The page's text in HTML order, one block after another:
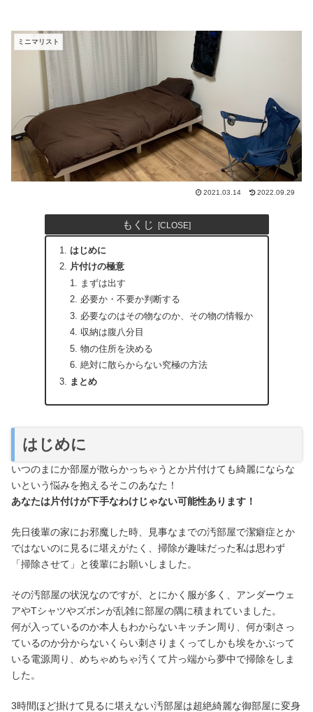
ミニマリスト
2021.03.14 2022.09.29
もくじ
はじめに
片付けの極意
まずは出す
必要か・不要か判断する
必要なのはその物なのか、その物の情報か
収納は腹八分目
物の住所を決める
絶対に散らからない究極の方法
まとめ
はじめに
いつのまにか部屋が散らかっちゃうとか片付けても綺麗にならな
いという悩みを抱えるそこのあなた！
あなたは片付けが下手なわけじゃない可能性あります！
先日後輩の家にお邪魔した時、見事なまでの汚部屋で潔癖症とか
ではないのに見るに堪えがたく、掃除が趣味だった私は思わず
「掃除させて」と後輩にお願いしました。
その汚部屋の状況なのですが、とにかく服が多く、アンダーウェ
アやTシャツやズボンが乱雑に部屋の隅に積まれていました。
何が入っているのか本人もわからないキッチン周り、何が刺さっ
ているのか分からないくらい刺さりまくってしかも埃をかぶって
いる電源周り、めちゃめちゃ汚くて片っ端から夢中で掃除をしま
した。
3時間ほど掛けて見るに堪えない汚部屋は超絶綺麗な御部屋に変身